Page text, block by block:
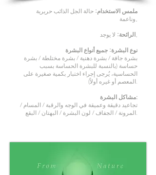
ملمس الاستخدام: حالة الجل الذائب حريرية
وناعمة .
الرائحة: لا يوجد .
نوع البشرة: جميع أنواع البشرة
بشرة جافة / بشرة دهنية / بشرة مختلطة / بشرة
حساسة (بالنسبة للبشرة الحساسة بسبب
الحساسية، يُرجى إجراء اختبار بكمية صغيرة على
المعصم أو غيره أولاً).
مشاكل البشرة:
تجاعيد دقيقة وعميقة في الوجه والرقبة / المسام /
المرونة / الجفاف / لون البشرة / البهتان / البقع.